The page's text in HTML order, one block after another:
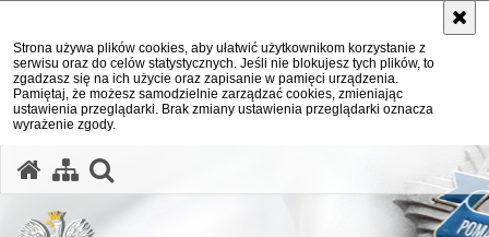
Strona używa plików cookies, aby ułatwić użytkownikom korzystanie z
serwisu oraz do celów statystycznych. Jeśli nie blokujesz tych plików, to
zgadzasz się na ich użycie oraz zapisanie w pamięci urządzenia.
Pamiętaj, że możesz samodzielnie zarządzać cookies, zmieniając
ustawienia przeglądarki. Brak zmiany ustawienia przeglądarki oznacza
wyrażenie zgody.